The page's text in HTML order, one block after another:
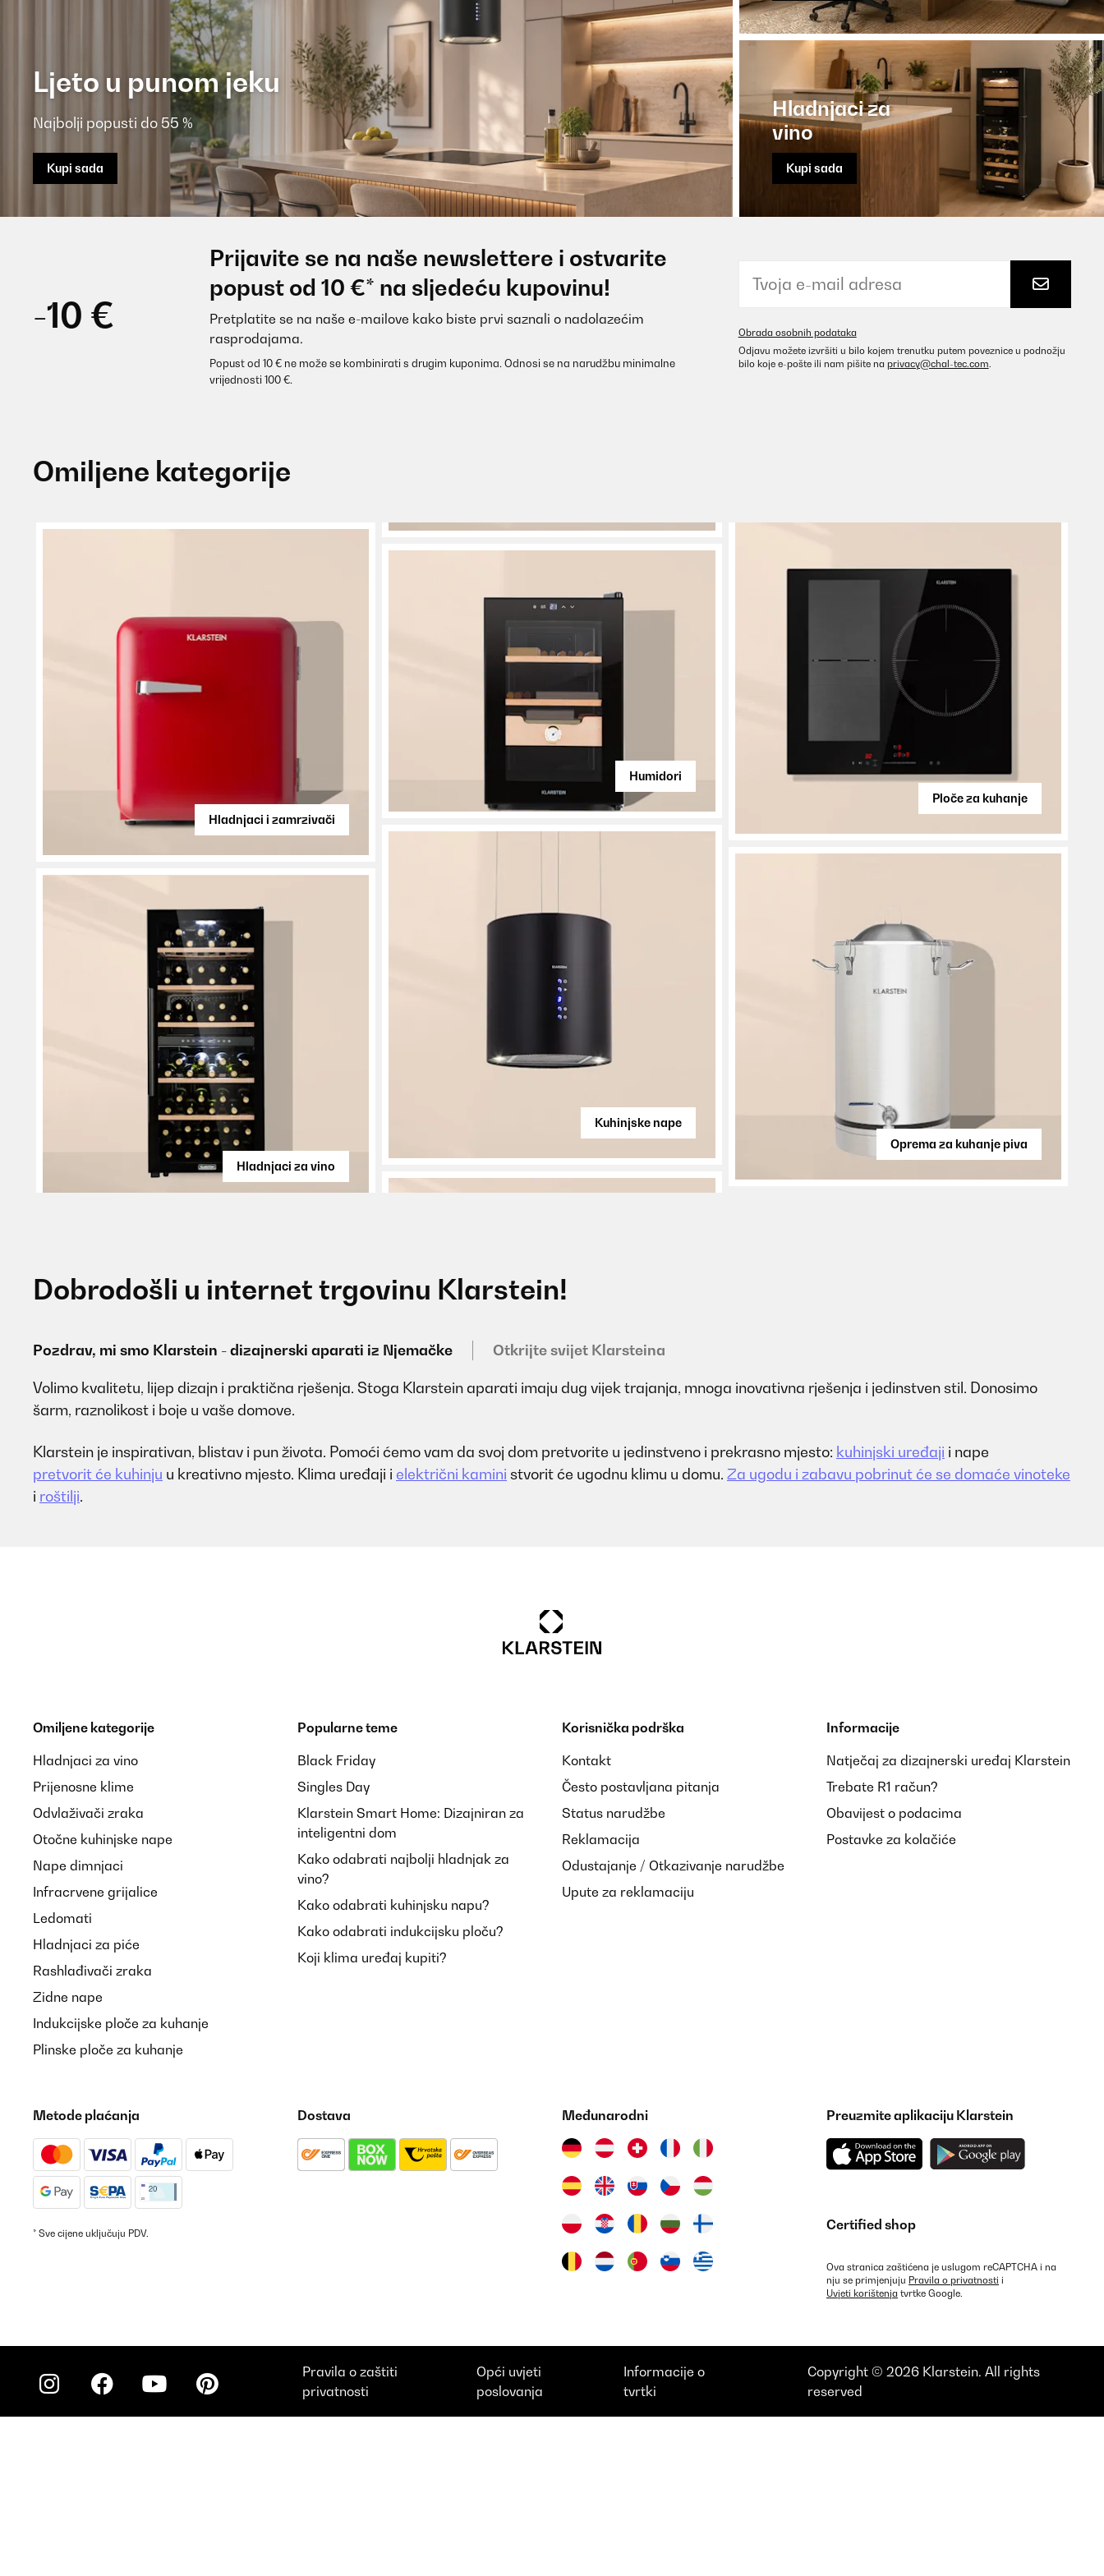
Ljeto u punom jeku
Najbolji popusti do 55 %
Kupi sada
Hladnjaci za
vino
Kupi sada
-10 €
Prijavite se na naše newslettere i ostvarite
popust od 10 €* na sljedeću kupovinu!
Pretplatite se na naše e-mailove kako biste prvi saznali o nadolazećim
rasprodajama.
Popust od 10 € ne može se kombinirati s drugim kuponima. Odnosi se na narudžbu minimalne
vrijednosti 100 €.
Obrada osobnih podataka
Odjavu možete izvršiti u bilo kojem trenutku putem poveznice u podnožju
bilo koje e-pošte ili nam pišite na privacy@chal-tec.com.
Omiljene kategorije
Hladnjaci i zamrzivači
Hladnjaci za vino
Humidori
Kuhinjske nape
Ploče za kuhanje
Oprema za kuhanje piva
Dobrodošli u internet trgovinu Klarstein!
Pozdrav, mi smo Klarstein - dizajnerski aparati iz Njemačke Otkrijte svijet Klarsteina
Volimo kvalitetu, lijep dizajn i praktična rješenja. Stoga Klarstein aparati imaju dug vijek trajanja, mnoga inovativna rješenja i jedinstven stil. Donosimo
šarm, raznolikost i boje u vaše domove.
Klarstein je inspirativan, blistav i pun života. Pomoći ćemo vam da svoj dom pretvorite u jedinstveno i prekrasno mjesto: kuhinjski uređaji i nape
pretvorit će kuhinju u kreativno mjesto. Klima uređaji i električni kamini stvorit će ugodnu klimu u domu. Za ugodu i zabavu pobrinut će se domaće vinoteke
i roštilji.
Omiljene kategorije
Hladnjaci za vino
Prijenosne klime
Odvlaživači zraka
Otočne kuhinjske nape
Nape dimnjaci
Infracrvene grijalice
Ledomati
Hladnjaci za piće
Rashlađivači zraka
Zidne nape
Indukcijske ploče za kuhanje
Plinske ploče za kuhanje
Popularne teme
Black Friday
Singles Day
Klarstein Smart Home: Dizajniran za
inteligentni dom
Kako odabrati najbolji hladnjak za
vino?
Kako odabrati kuhinjsku napu?
Kako odabrati indukcijsku ploču?
Koji klima uređaj kupiti?
Korisnička podrška
Kontakt
Često postavljana pitanja
Status narudžbe
Reklamacija
Odustajanje / Otkazivanje narudžbe
Upute za reklamaciju
Informacije
Natječaj za dizajnerski uređaj Klarstein
Trebate R1 račun?
Obavijest o podacima
Postavke za kolačiće
Metode plaćanja
* Sve cijene uključuju PDV.
Dostava Međunarodni Preuzmite aplikaciju Klarstein
Certified shop
Ova stranica zaštićena je uslugom reCAPTCHA i na
nju se primjenjuju Pravila o privatnosti i
Uvjeti korištenja tvrtke Google.
Pravila o zaštiti
privatnosti
Opći uvjeti
poslovanja
Informacije o
tvrtki
Copyright © 2026 Klarstein. All rights
reserved